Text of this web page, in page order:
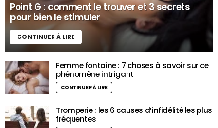
Point G : comment le trouver et 3 secrets
pour bien le stimuler
CONTINUER À LIRE
Femme fontaine : 7 choses à savoir sur ce
phénomène intrigant
CONTINUER À LIRE
Tromperie : les 6 causes d’infidélité les plus
fréquentes